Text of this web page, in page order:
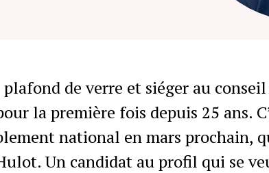
de verre et siéger au
la première fois depuis 25 ans.
national en mars prochain,
Un candidat au profil qui se